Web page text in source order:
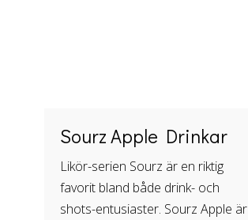
Sourz Apple Drinkar
Likör-serien Sourz är en riktig
favorit bland både drink- och
shots-entusiaster. Sourz Apple är